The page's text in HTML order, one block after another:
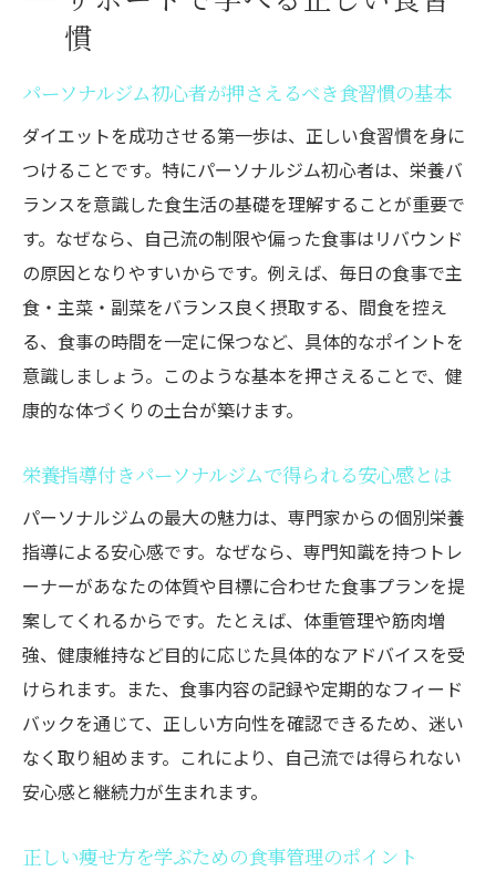
慣
パーソナルジム初心者が押さえるべき食習慣の基本
ダイエットを成功させる第一歩は、正しい食習慣を身に
つけることです。特にパーソナルジム初心者は、栄養バ
ランスを意識した食生活の基礎を理解することが重要で
す。なぜなら、自己流の制限や偏った食事はリバウンド
の原因となりやすいからです。例えば、毎日の食事で主
食・主菜・副菜をバランス良く摂取する、間食を控え
る、食事の時間を一定に保つなど、具体的なポイントを
意識しましょう。このような基本を押さえることで、健
康的な体づくりの土台が築けます。
栄養指導付きパーソナルジムで得られる安心感とは
パーソナルジムの最大の魅力は、専門家からの個別栄養
指導による安心感です。なぜなら、専門知識を持つトレ
ーナーがあなたの体質や目標に合わせた食事プランを提
案してくれるからです。たとえば、体重管理や筋肉増
強、健康維持など目的に応じた具体的なアドバイスを受
けられます。また、食事内容の記録や定期的なフィード
バックを通じて、正しい方向性を確認できるため、迷い
なく取り組めます。これにより、自己流では得られない
安心感と継続力が生まれます。
正しい痩せ方を学ぶための食事管理のポイント